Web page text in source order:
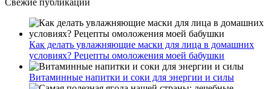
Свежие публикации
Как делать увлажняющие маски для лица в домашних
условиях? Рецепты омоложения моей бабушки
Витаминные напитки и соки для энергии и силы